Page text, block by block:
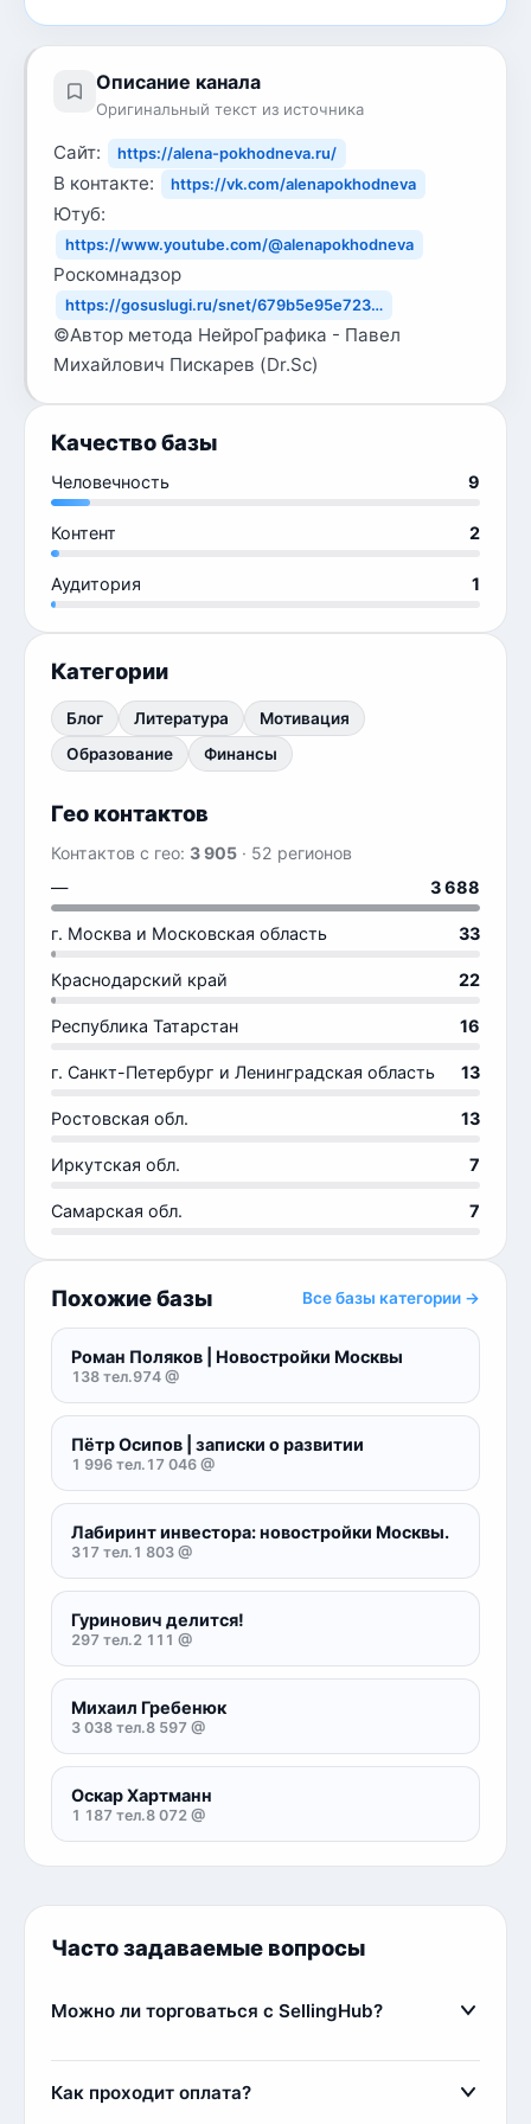
Описание канала
Оригинальный текст из источника
Сайт: https://alena-pokhodneva.ru/
В контакте: https://vk.com/alenapokhodneva
Ютуб:
https://www.youtube.com/@alenapokhodneva
Роскомнадзор
https://gosuslugi.ru/snet/679b5e95e723…
©️Автор метода НейроГрафика - Павел
Михайлович Пискарев (Dr.Sc)
Качество базы
Человечность 9
Контент 2
Аудитория 1
Категории
Блог Литература
Мотивация
Образование
Финансы
Гео контактов
Контактов с гео: 3 905 · 52 регионов
—
3 688
г. Москва и Московская область 33
Краснодарский край 22
Республика Татарстан 16
г. Санкт-Петербург и Ленинградская область 13
Ростовская обл. 13
Иркутская обл. 7
Самарская обл. 7
Похожие базы Все базы категории →
Роман Поляков | Новостройки Москвы
138 тел.974 @
Пётр Осипов | записки о развитии
1 996 тел. 17 046 @
Лабиринт инвестора: новостройки Москвы.
317 тел. 1 803 @
Гуринович делится!
297 тел.2 111 @
Михаил Гребенюк
3 038 тел.8 597 @
Оскар Хартманн
1 187 тел.8 072 @
Часто задаваемые вопросы
Можно ли торговаться с SellingHub?
поэтому идем на уступки, если клиент
постоянный или покупает большой объем
Как проходит оплата?